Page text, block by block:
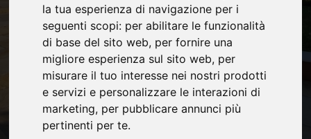
la tua esperienza di navigazione per i
seguenti scopi: per abilitare le funzionalità
di base del sito web, per fornire una
migliore esperienza sul sito web, per
misurare il tuo interesse nei nostri prodotti
e servizi e personalizzare le interazioni di
marketing, per pubblicare annunci più
pertinenti per te.